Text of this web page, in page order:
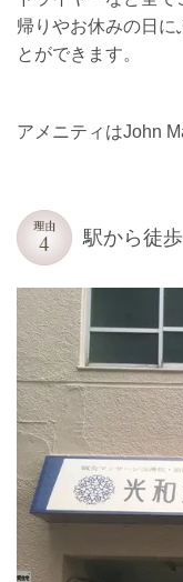
帰りやお休みの日に
とができます。
アメニティはJohn
駅から徒